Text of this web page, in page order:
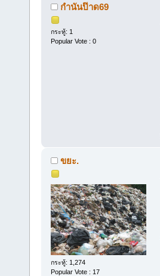
กำนันป๊าด69
กระทู้: 1
Popular Vote : 0
ขยะ.
กระทู้: 1,274
Popular Vote : 17